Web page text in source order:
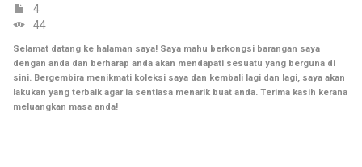
4
44
Selamat datang ke halaman saya! Saya mahu berkongsi barangan saya
dengan anda dan berharap anda akan mendapati sesuatu yang berguna di
sini. Bergembira menikmati koleksi saya dan kembali lagi dan lagi, saya akan
lakukan yang terbaik agar ia sentiasa menarik buat anda. Terima kasih kerana
meluangkan masa anda!